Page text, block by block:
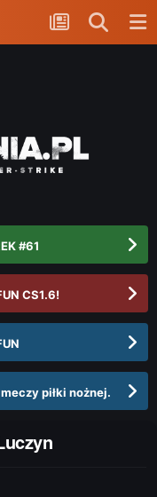
#61
CS1.6!
piłki nożnej.